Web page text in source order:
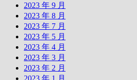
2023 年 9 月
2023 年 8 月
2023 年 7 月
2023 年 5 月
2023 年 4 月
2023 年 3 月
2023 年 2 月
2023 年 1 月